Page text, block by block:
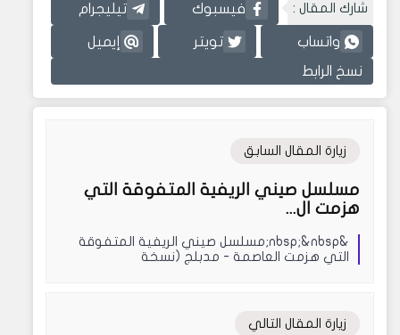
شارك المقال : فيسبوك تيليجرام
واتساب تويتر إيميل
نسخ الرابط
زيارة المقال السابق
مسلسل صيني الريفية المتفوقة التي
هزمت ال...
&nbsp;&nbsp;مسلسل صيني الريفية المتفوقة
التي هزمت العاصمة - مدبلج (نسخة
زيارة المقال التالي